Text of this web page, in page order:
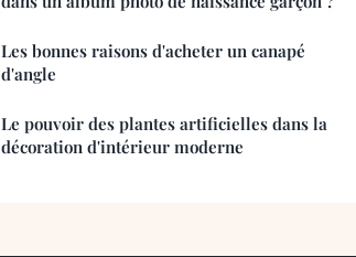
Les bonnes raisons d'acheter un canapé
d'angle
Le pouvoir des plantes artificielles dans la
décoration d'intérieur moderne